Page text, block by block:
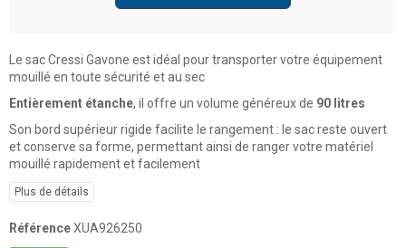
Le sacCressi Gavone est idéal pour transporter votre équipement
mouillé en toute sécurité et au sec
Entièrement étanche, il offre un volume généreux de 90 litres
Son bord supérieur rigide facilite le rangement : le sac reste ouvert
et conserve sa forme, permettant ainsi de ranger votre matériel
mouillé rapidement et facilement
Plus de détails
RéférenceXUA926250